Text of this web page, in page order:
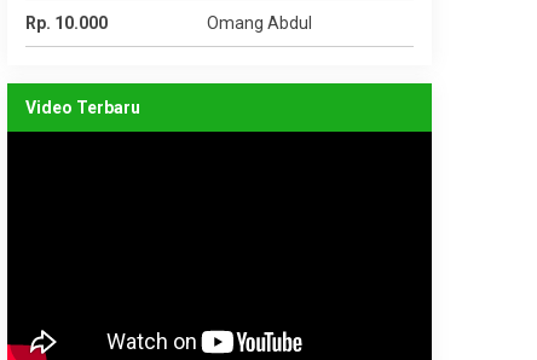
Rp. 10.000 Omang Abdul
Video Terbaru